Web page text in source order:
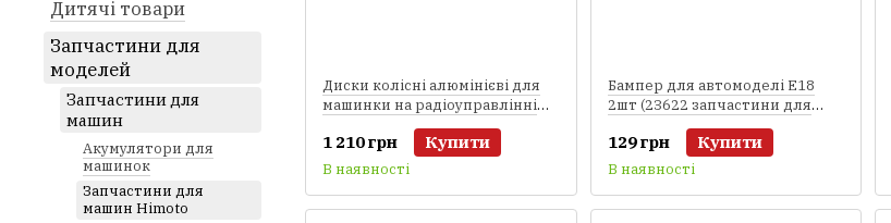
Диски колісні алюмінієві для
машинки на радіоуправлінні
E18MT, E18XT, E18XB, E18SC
(M616 запчастини Himoto)
1 210 грн Купити
В наявності
Бампер для автомоделі E18
2шт (23622 запчастини для
радіокерованих моделей
машинок Himoto)
129 грн Купити
В наявності
Дитячі товари
Запчастини для
моделей
Запчастини для
машин
Акумулятори для
машинок
Запчастини для
машин Himoto